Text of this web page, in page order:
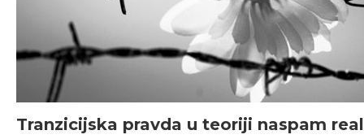
Tranzicijska pravda u teoriji naspam